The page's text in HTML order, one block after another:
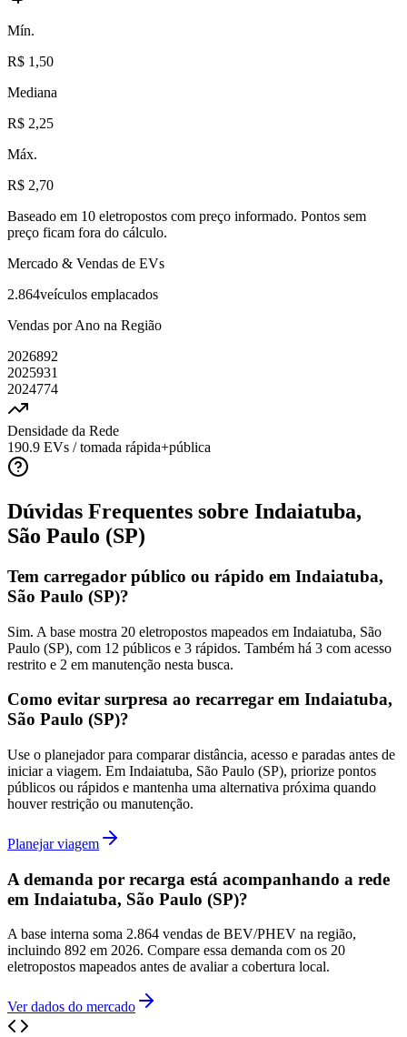
Mín.
R$ 1,50
Mediana
R$ 2,25
Máx.
R$ 2,70
Baseado em 10 eletropostos com preço informado. Pontos sem
preço ficam fora do cálculo.
Mercado & Vendas de EVs
2.864veículos emplacados
Vendas por Ano na Região
2026892
2025931
2024774
Densidade da Rede
190.9 EVs / tomada rápida+pública
Dúvidas Frequentes sobre Indaiatuba,
São Paulo (SP)
Tem carregador público ou rápido em Indaiatuba,
São Paulo (SP)?
Sim. A base mostra 20 eletropostos mapeados em Indaiatuba, São
Paulo (SP), com 12 públicos e 3 rápidos. Também há 3 com acesso
restrito e 2 em manutenção nesta busca.
Como evitar surpresa ao recarregar em Indaiatuba,
São Paulo (SP)?
Use o planejador para comparar distância, acesso e paradas antes de
iniciar a viagem. Em Indaiatuba, São Paulo (SP), priorize pontos
públicos ou rápidos e mantenha uma alternativa próxima quando
houver restrição ou manutenção.
Planejar viagem
A demanda por recarga está acompanhando a rede
em Indaiatuba, São Paulo (SP)?
A base interna soma 2.864 vendas de BEV/PHEV na região,
incluindo 892 em 2026. Compare essa demanda com os 20
eletropostos mapeados antes de avaliar a cobertura local.
Ver dados do mercado